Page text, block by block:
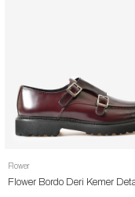
Flower